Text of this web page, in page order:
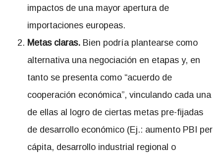
impactos de una mayor apertura de
importaciones europeas.
Metas claras. Bien podría plantearse como
alternativa una negociación en etapas y, en
tanto se presenta como “acuerdo de
cooperación económica”, vinculando cada una
de ellas al logro de ciertas metas pre-fijadas
de desarrollo económico (Ej.: aumento PBI per
cápita, desarrollo industrial regional o